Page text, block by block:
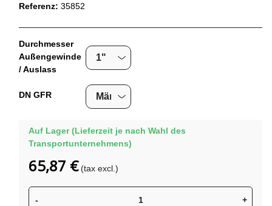
Referenz: 35852
Durchmesser
Außengewinde
/ Auslass
DN GFR
Auf Lager (Lieferzeit je nach Wahl des
Transportunternehmens)
- +
65,87 € (tax excl.)